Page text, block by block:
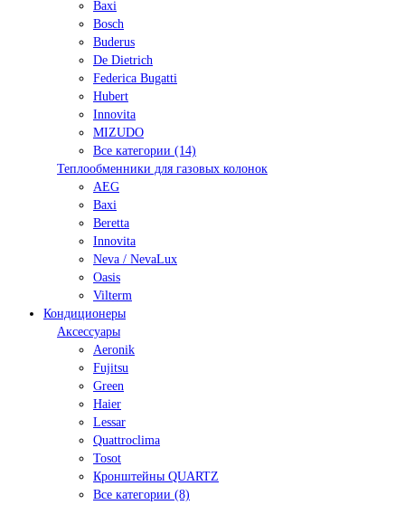
Baxi
Bosch
Buderus
De Dietrich
Federica Bugatti
Hubert
Innovita
MIZUDO
Все категории (14)
Теплообменники для газовых колонок
AEG
Baxi
Beretta
Innovita
Neva / NevaLux
Oasis
Vilterm
Кондиционеры
Аксессуары
Aeronik
Fujitsu
Green
Haier
Lessar
Quattroclima
Tosot
Кронштейны QUARTZ
Все категории (8)